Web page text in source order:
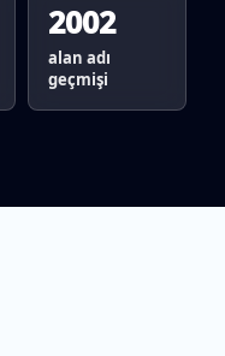
2002
alan adı
geçmişi